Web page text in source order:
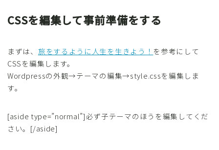
CSSを編集して事前準備をする
まずは、 旅をするように人生を生きよう！ を参考にして
CSSを編集します。
Wordpressの外観→テーマの編集→style.cssを編集しま
す。
[aside type=”normal”]必ず子テーマのほうを編集してくだ
さい。[/aside]